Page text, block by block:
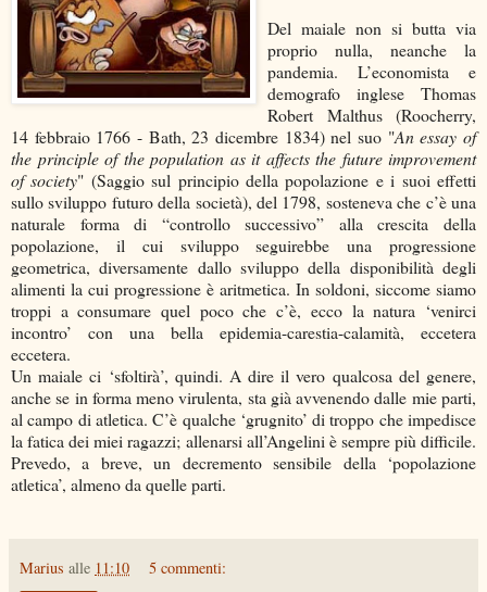
Del maiale non si butta via
proprio nulla, neanche la
pandemia. L’economista e
demografo inglese Thomas
Robert Malthus (Roocherry,
14 febbraio 1766 - Bath, 23 dicembre 1834) nel suo "An essay of
the principle of the population as it affects the future improvement
of society" (Saggio sul principio della popolazione e i suoi effetti
sullo sviluppo futuro della società), del 1798, sosteneva che c’è una
naturale forma di “controllo successivo” alla crescita della
popolazione, il cui sviluppo seguirebbe una progressione
geometrica, diversamente dallo sviluppo della disponibilità degli
alimenti la cui progressione è aritmetica. In soldoni, siccome siamo
troppi a consumare quel poco che c’è, ecco la natura ‘venirci
incontro’ con una bella epidemia-carestia-calamità, eccetera
eccetera.
Un maiale ci ‘sfoltirà’, quindi. A dire il vero qualcosa del genere,
anche se in forma meno virulenta, sta già avvenendo dalle mie parti,
al campo di atletica. C’è qualche ‘grugnito’ di troppo che impedisce
la fatica dei miei ragazzi; allenarsi all’Angelini è sempre più difficile.
Prevedo, a breve, un decremento sensibile della ‘popolazione
atletica’, almeno da quelle parti.
Marius alle 11:10 5 commenti: